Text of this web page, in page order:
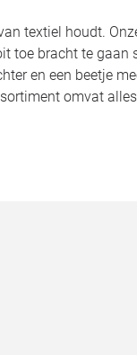
textiel houdt.
toe bracht te gaan
en een beetje
omvat